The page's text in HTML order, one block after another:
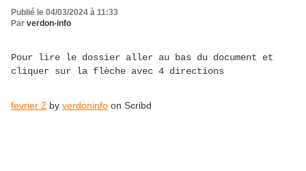
Publié le 04/03/2024 à 11:33
Par verdon-info
Pour lire le dossier aller au bas du document et
cliquer sur la flèche avec 4 directions
fevrier 2 by verdoninfo on Scribd